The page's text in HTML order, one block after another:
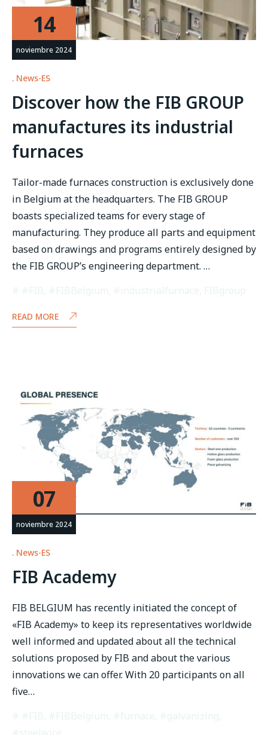
14
noviembre 2024
News-ES
Discover how the FIB GROUP
manufactures its industrial
furnaces
Tailor-made furnaces construction is exclusively done
in Belgium at the headquarters. The FIB GROUP
boasts specialized teams for every stage of
manufacturing. They produce all parts and equipment
based on drawings and programs entirely designed by
the FIB GROUP’s engineering department. …
READ MORE
07
noviembre 2024
News-ES
FIB Academy
FIB BELGIUM has recently initiated the concept of
«FIB Academy» to keep its representatives worldwide
well informed and updated about all the technical
solutions proposed by FIB and about the various
innovations we can offer. With 20 participants on all
five…